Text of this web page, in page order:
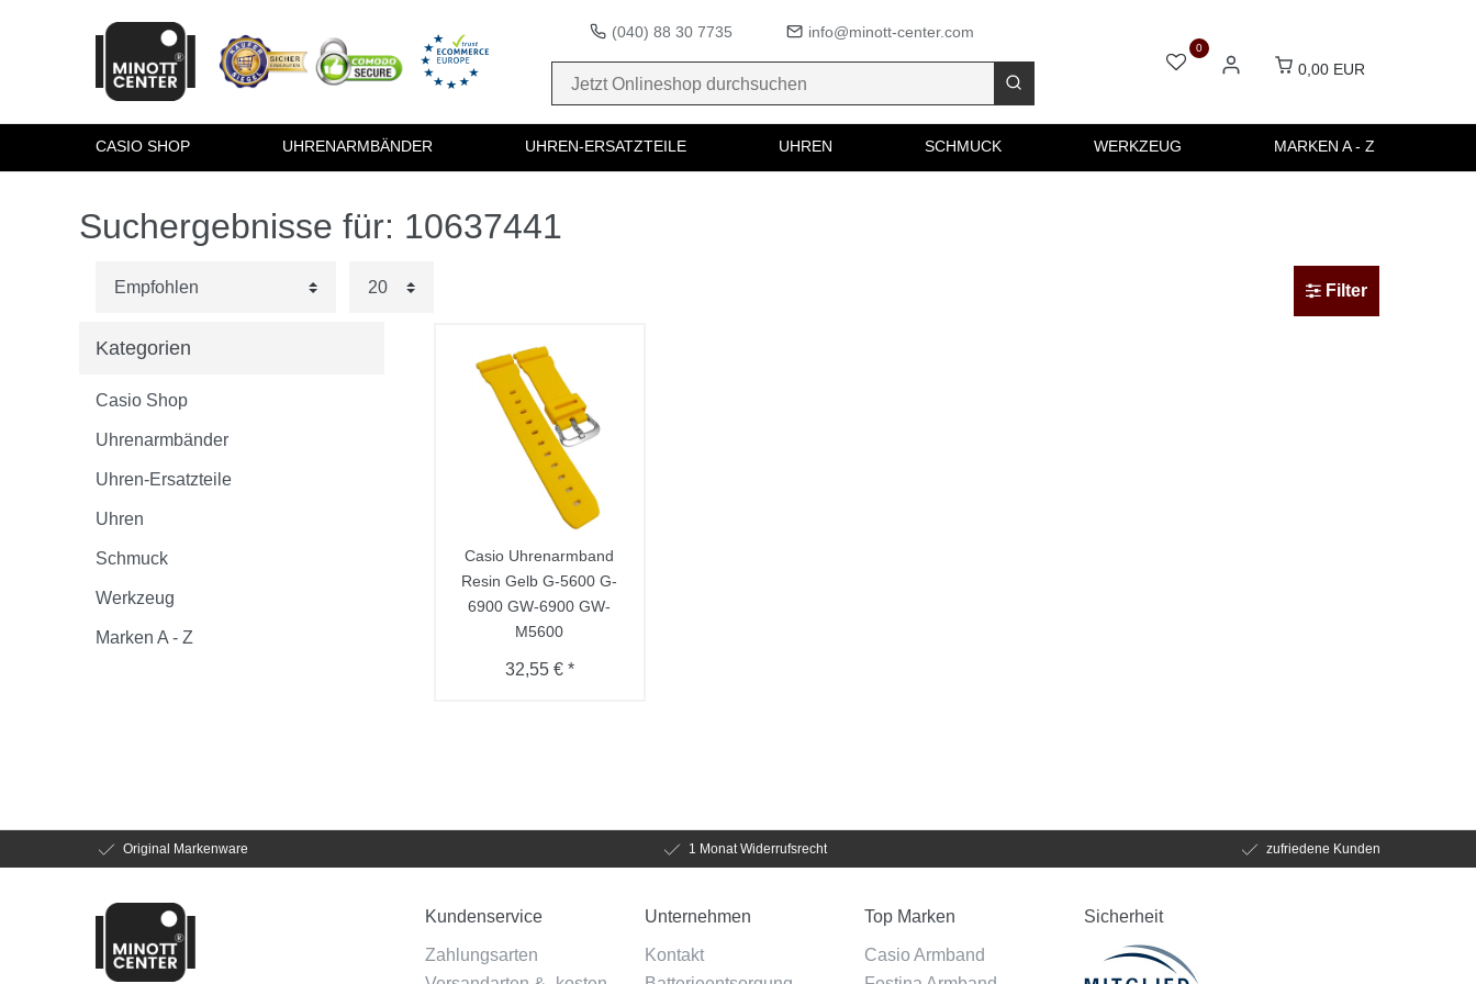
(040) 88 30 7735 info@minott-center.com
0
0,00 EUR
CASIO SHOP UHRENARMBÄNDER UHREN-ERSATZTEILE UHREN SCHMUCK WERKZEUG MARKEN A - Z
Suchergebnisse für: 10637441
Filter
Kategorien
Casio Shop
Uhrenarmbänder
Uhren-Ersatzteile
Uhren
Schmuck
Werkzeug
Marken A - Z
Casio Uhrenarmband
Resin Gelb G-5600 G-
6900 GW-6900 GW-
M5600
32,55 € *
Original Markenware 1 Monat Widerrufsrecht zufriedene Kunden
Kundenservice
Zahlungsarten
Unternehmen
Kontakt
Top Marken
Casio Armband
Sicherheit